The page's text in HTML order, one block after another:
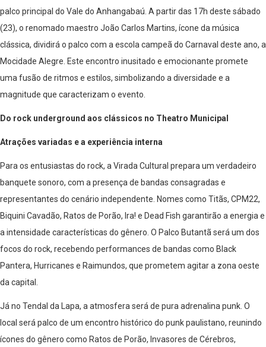
palco principal do Vale do Anhangabaú. A partir das 17h deste sábado
(23), o renomado maestro João Carlos Martins, ícone da música
clássica, dividirá o palco com a escola campeã do Carnaval deste ano, a
Mocidade Alegre. Este encontro inusitado e emocionante promete
uma fusão de ritmos e estilos, simbolizando a diversidade e a
magnitude que caracterizam o evento.
Do rock underground aos clássicos no Theatro Municipal
Atrações variadas e a experiência interna
Para os entusiastas do rock, a Virada Cultural prepara um verdadeiro
banquete sonoro, com a presença de bandas consagradas e
representantes do cenário independente. Nomes como Titãs, CPM22,
Biquini Cavadão, Ratos de Porão, Ira! e Dead Fish garantirão a energia e
a intensidade características do gênero. O Palco Butantã será um dos
focos do rock, recebendo performances de bandas como Black
Pantera, Hurricanes e Raimundos, que prometem agitar a zona oeste
da capital.
Já no Tendal da Lapa, a atmosfera será de pura adrenalina punk. O
local será palco de um encontro histórico do punk paulistano, reunindo
ícones do gênero como Ratos de Porão, Invasores de Cérebros,